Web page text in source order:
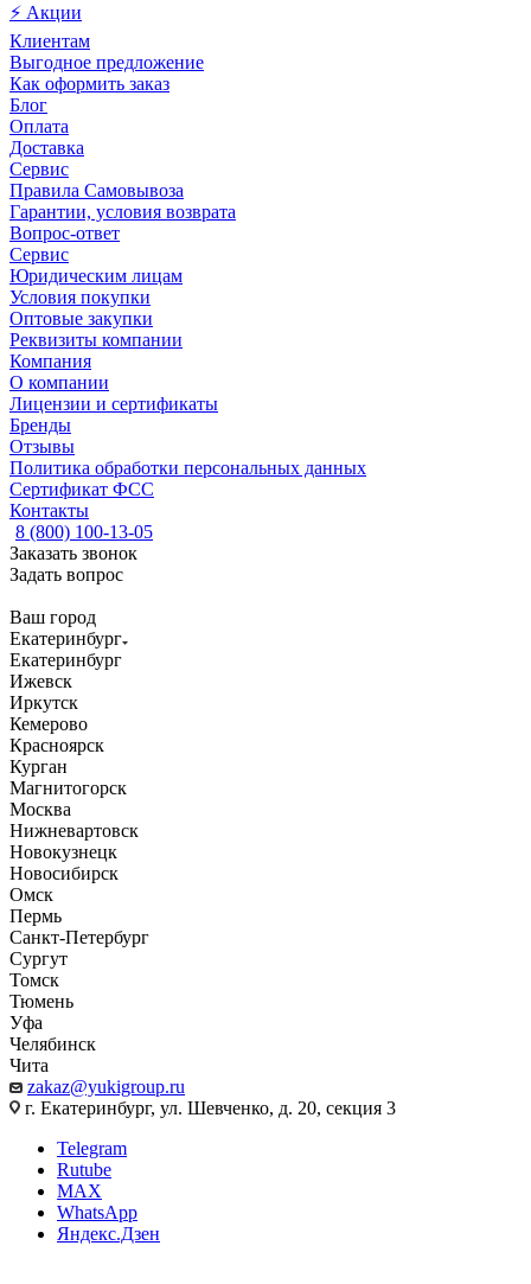
⚡ Акции
Клиентам
Выгодное предложение
Как оформить заказ
Блог
Оплата
Доставка
Сервис
Правила Самовывоза
Гарантии, условия возврата
Вопрос-ответ
Сервис
Юридическим лицам
Условия покупки
Оптовые закупки
Реквизиты компании
Компания
О компании
Лицензии и сертификаты
Бренды
Отзывы
Политика обработки персональных данных
Сертификат ФСС
Контакты
8 (800) 100-13-05
Заказать звонок
Задать вопрос
Ваш город
Екатеринбург
Екатеринбург
Ижевск
Иркутск
Кемерово
Красноярск
Курган
Магнитогорск
Москва
Нижневартовск
Новокузнецк
Новосибирск
Омск
Пермь
Санкт-Петербург
Сургут
Томск
Тюмень
Уфа
Челябинск
Чита
zakaz@yukigroup.ru
г. Екатеринбург, ул. Шевченко, д. 20, секция 3
Telegram
Rutube
MAX
WhatsApp
Яндекс.Дзен